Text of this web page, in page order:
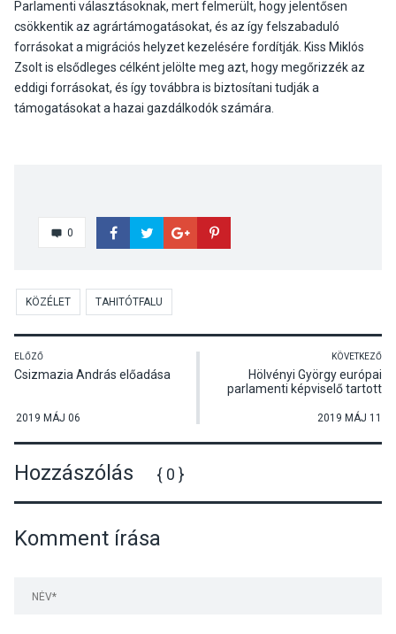
Parlamenti választásoknak, mert felmerült, hogy jelentősen
csökkentik az agrártámogatásokat, és az így felszabaduló
forrásokat a migrációs helyzet kezelésére fordítják. Kiss Miklós
Zsolt is elsődleges célként jelölte meg azt, hogy megőrizzék az
eddigi forrásokat, és így továbbra is biztosítani tudják a
támogatásokat a hazai gazdálkodók számára.
0
KÖZÉLET TAHITÓTFALU
ELŐZŐ
Csizmazia András előadása
2019 MÁJ 06
KÖVETKEZŐ
Hölvényi György európai
parlamenti képviselő tartott
címmel
2019 MÁJ 11
Hozzászólás { 0 }
Komment írása